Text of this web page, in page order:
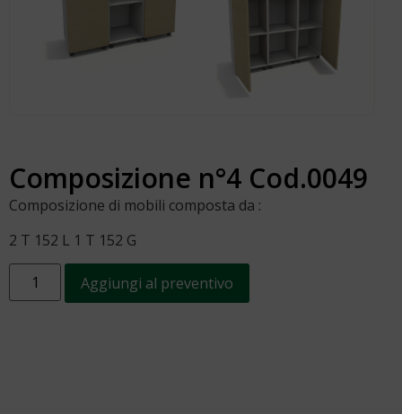
Composizione n°4 Cod.0049
Composizione di mobili composta da :
2 T 152 L 1 T 152 G
Aggiungi al preventivo